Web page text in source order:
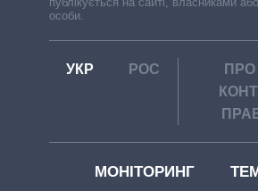
особи.
УКР РОС
МОНІТОРИНГ